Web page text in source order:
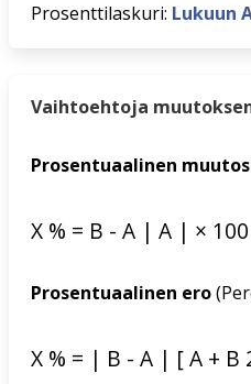
Prosenttilaskuri: Lukuun
Vaihtoehtoja
Prosentuaalinen muutos
X % = B - A | A | × 100
Prosentuaalinen ero
X % = | B - A | [A + B